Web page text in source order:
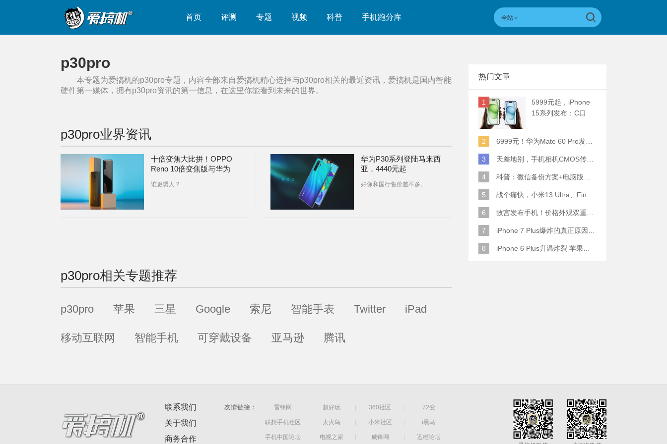
首页 评测 专题 视频 科普 手机跑分库 全站
p30pro
本专题为爱搞机的p30pro专题，内容全部来自爱搞机精心选择与p30pro相关的最近资讯，爱搞机是国内智能
硬件第一媒体，拥有p30pro资讯的第一信息，在这里你能看到未来的世界。
p30pro业界资讯
十倍变焦大比拼！OPPO
Reno 10倍变焦版与华为
谁更诱人？
华为P30系列登陆马来西
亚，4440元起
好像和国行售价差不多。
p30pro相关专题推荐
p30pro 苹果 三星 Google 索尼 智能手表 Twitter iPad
移动互联网 智能手机 可穿戴设备 亚马逊 腾讯
热门文章
1
5999元起，iPhone
15系列发布：C口
2
6999元！华为Mate 60 Pro发布：麒麟9000S+卫星通话 (附初步跑分)
3 天差地别，手机相机CMOS传感器实际面积对比
4 科普：微信备份方案+电脑版丢失数据恢复指南
5 战个痛快，小米13 Ultra、Find X6 Pro、vivo X90 Pro+、小米12SU拍照横评
6 故宫发布手机！价格外观双重逆天！
7 iPhone 7 Plus爆炸的真正原因原来是这样
8 iPhone 6 Plus升温炸裂 苹果赔了一部全新的
联系我们
关于我们
商务合作
友情链接： 雷锋网 超好玩 360社区 72变
联想手机社区 太火鸟 小米社区 i黑马
手机中国论坛 电视之家 威锋网
迅维论坛